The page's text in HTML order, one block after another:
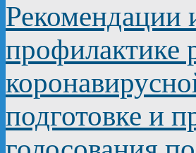
Рекомендации
профилактике
подготовке и